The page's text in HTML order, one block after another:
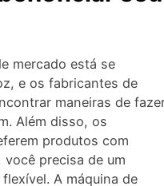
mercado está se
e os fabricantes de
maneiras de
Além disso, os
produtos com
precisa de um
A máquina de